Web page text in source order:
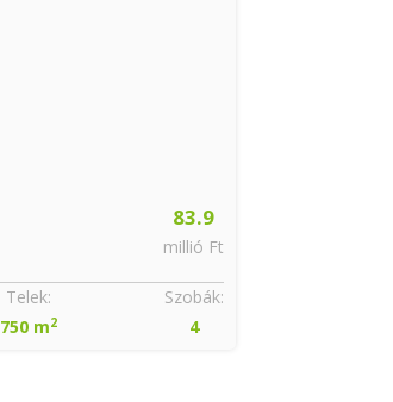
83.9
millió Ft
Szobák:
4
Telek:
750 m2